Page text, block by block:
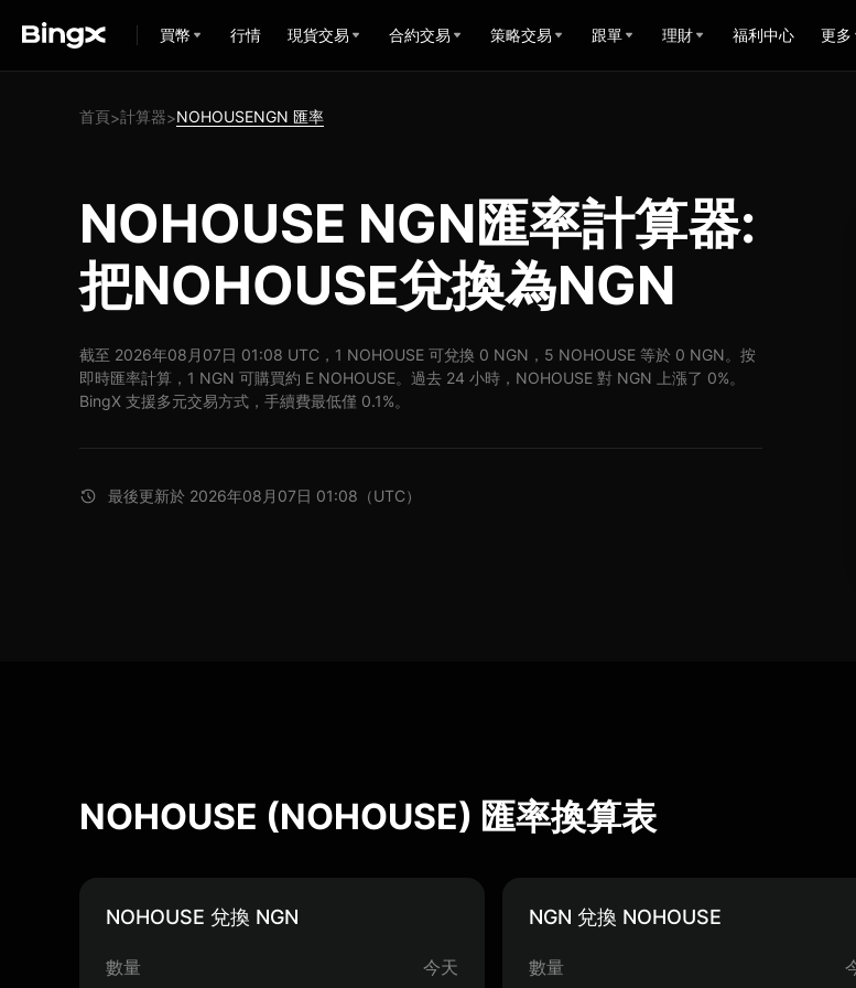
買幣 行情 現貨交易 合約交易 策略交易 跟單 理財 福利中心 更多
首頁>計算器>NOHOUSENGN 匯率
NOHOUSE NGN匯率計算器:
把NOHOUSE兌換為NGN
截至 2026年08月07日 01:08 UTC，1 NOHOUSE 可兌換 0 NGN，5 NOHOUSE 等於 0 NGN。按
即時匯率計算，1 NGN 可購買約 E NOHOUSE。過去 24 小時，NOHOUSE 對 NGN 上漲了 0%。
BingX 支援多元交易方式，手續費最低僅 0.1%。
最後更新於 2026年08月07日 01:08（UTC）
NOHOUSE (NOHOUSE) 匯率換算表
NOHOUSE 兌換 NGN
數量 今天
NGN 兌換 NOHOUSE
數量